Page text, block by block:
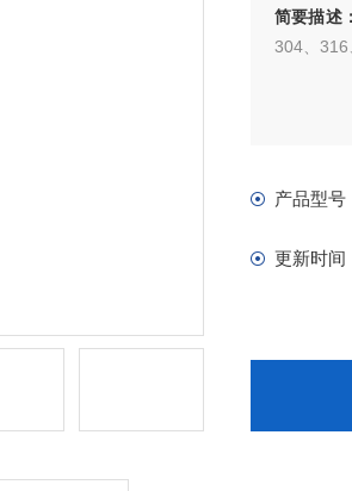
简要描述
304、
产品型号
更新时间